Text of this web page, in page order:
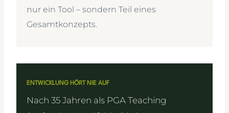
nur ein Tool – sondern Teil eines
Gesamtkonzepts.
ENTWICKLUNG HÖRT NIE AUF
Nach 35 Jahren als PGA Teaching